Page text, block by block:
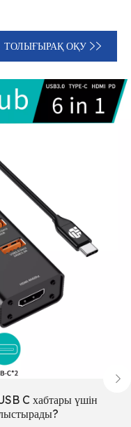
ТОЛЫҒЫРАҚ ОҚУ
C хабтары үшін